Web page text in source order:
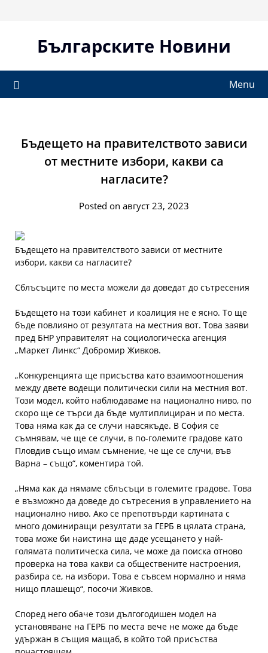
Българските Новини
Menu
Бъдещето на правителството зависи
от местните избори, какви са
нагласите?
Posted on август 23, 2023
Бъдещето на правителството зависи от местните
избори, какви са нагласите?
Сблъсъците по места можели да доведат до сътресения
Бъдещето на този кабинет и коалиция не е ясно. То ще
бъде повлияно от резултата на местния вот. Това заяви
пред БНР управителят на социологическа агенция
„Маркет Линкс“ Добромир Живков.
„Конкуренцията ще присъства като взаимоотношения
между двете водещи политически сили на местния вот.
Този модел, който наблюдаваме на национално ниво, по
скоро ще се търси да бъде мултиплициран и по места.
Това няма как да се случи навсякъде. В София се
съмнявам, че ще се случи, в по-големите градове като
Пловдив също имам съмнение, че ще се случи, във
Варна – също“, коментира той.
„Няма как да нямаме сблъсъци в големите градове. Това
е възможно да доведе до сътресения в управлението на
национално ниво. Ако се препотвърди картината с
много доминиращи резултати за ГЕРБ в цялата страна,
това може би наистина ще даде усещането у най-
голямата политическа сила, че може да поиска отново
проверка на това какви са обществените настроения,
разбира се, на избори. Това е съвсем нормално и няма
нищо плашещо“, посочи Живков.
Според него обаче този дългогодишен модел на
установяване на ГЕРБ по места вече не може да бъде
удържан в същия мащаб, в който той присъства